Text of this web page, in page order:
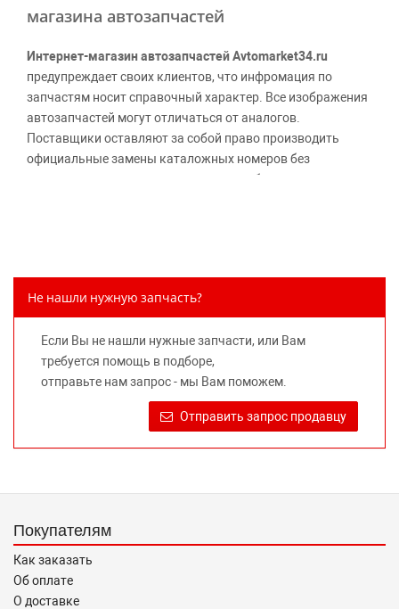
магазина автозапчастей
Интернет-магазин автозапчастей Avtomarket34.ru
предупреждает своих клиентов, что инфромация по
запчастям носит справочный характер. Все изображения
автозапчастей могут отличаться от аналогов.
Поставщики оставляют за собой право производить
официальные замены каталожных номеров без
дополнительного уведомления дистрибьюторов, что
части к той или иной марке автомобиля, то есть на
предлагаемых к продаже запасных частей для
автомобилей и их производителей, не нарушает права
правообладателей указанных товарных знаков.
Требование предоставлять покупателю необходимую и
достоверную информацию о товаре, предлагаемом к
«О защите прав потребителей».
Не нашли нужную запчасть?
Если Вы не нашли нужные запчасти, или Вам
требуется помощь в подборе,
отправьте нам запрос - мы Вам поможем.
Отправить запрос продавцу
Покупателям
Как заказать
Об оплате
О доставке